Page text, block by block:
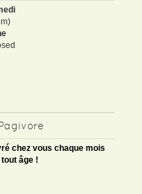
chez vous chaque mois
âge !